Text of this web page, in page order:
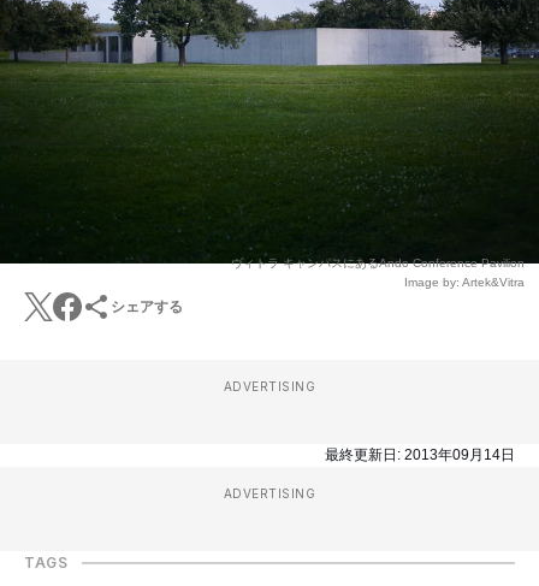
ヴィトラ キャンパスにあるAndo Conference Pavilion
Image by: Artek&Vitra
シェアする
ADVERTISING
最終更新日: 2013年09月14日
ADVERTISING
TAGS